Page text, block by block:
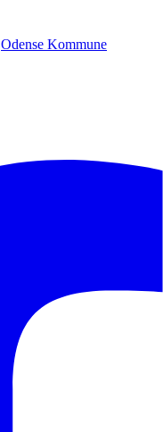
Odense Kommune